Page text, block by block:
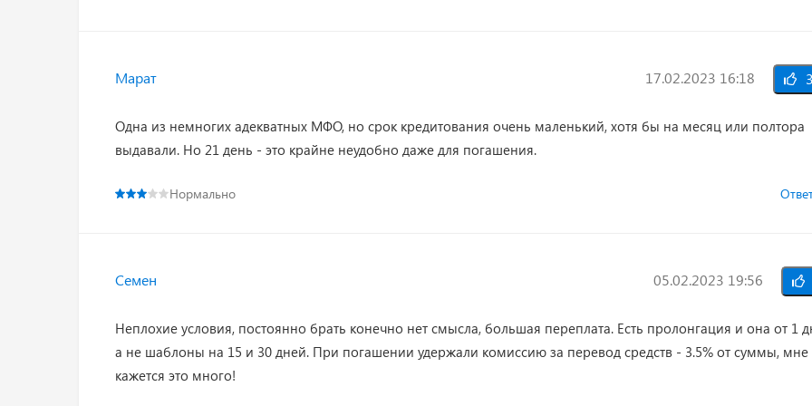
Марат 17.02.2023 16:18
Одна из немногих адекватных МФО, но срок кредитования очень маленький, хотя бы на месяц или полтора
выдавали. Но 21 день - это крайне неудобно даже для погашения.
Нормально
Семен 05.02.2023 19:56
Неплохие условия, постоянно брать конечно нет смысла, большая переплата. Есть пролонгация и она от 1
а не шаблоны на 15 и 30 дней. При погашении удержали комиссию за перевод средств - 3.5% от суммы, мне
кажется это много!